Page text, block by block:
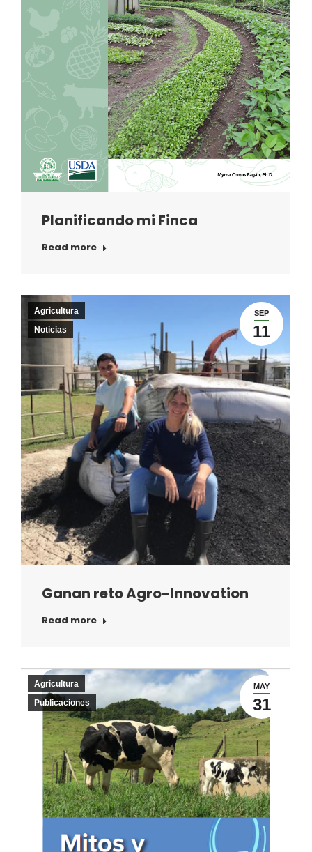
Planificando mi Finca
Read more
SEP
11
Agricultura
Noticias
Ganan reto Agro-Innovation
Read more
MAY
31
Agricultura
Publicaciones